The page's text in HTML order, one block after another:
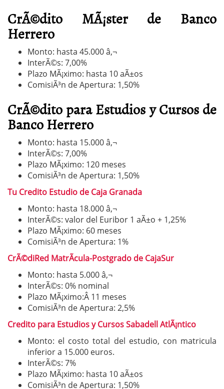
CrÃ©dito MÃ¡ster de Banco
Herrero
Monto: hasta 45.000 â‚¬
InterÃ©s: 7,00%
Plazo MÃ¡ximo: hasta 10 aÃ±os
ComisiÃ³n de Apertura: 1,50%
CrÃ©dito para Estudios y Cursos de
Banco Herrero
Monto: hasta 15.000 â‚¬
InterÃ©s: 7,00%
Plazo MÃ¡ximo: 120 meses
ComisiÃ³n de Apertura: 1,50%
Tu Credito Estudio de Caja Granada
Monto: hasta 18.000 â‚¬
InterÃ©s: valor del Euribor 1 aÃ±o + 1,25%
Plazo MÃ¡ximo: 60 meses
ComisiÃ³n de Apertura: 1%
CrÃ©diRed MatrÃ­cula-Postgrado de CajaSur
Monto: hasta 5.000 â‚¬
InterÃ©s: 0% nominal
Plazo MÃ¡ximo:Â 11 meses
ComisiÃ³n de Apertura: 2,5%
Credito para Estudios y Cursos Sabadell AtlÃ¡ntico
Monto: el costo total del estudio, con matricula
inferior a 15.000 euros.
InterÃ©s: 7%
Plazo MÃ¡ximo: hasta 10 aÃ±os
ComisiÃ³n de Apertura: 1,50%